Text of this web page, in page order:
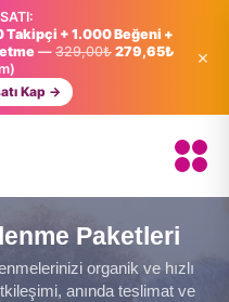
+ 1.000 Beğeni +
— 329,00₺ 279,65₺
Kap →
×
Paketleri
organik ve hızlı
anında teslimat ve